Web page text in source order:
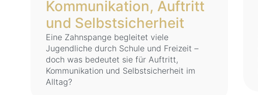
Kommunikation, Auftritt
und Selbstsicherheit
Eine Zahnspange begleitet viele
Jugendliche durch Schule und Freizeit –
doch was bedeutet sie für Auftritt,
Kommunikation und Selbstsicherheit im
Alltag?